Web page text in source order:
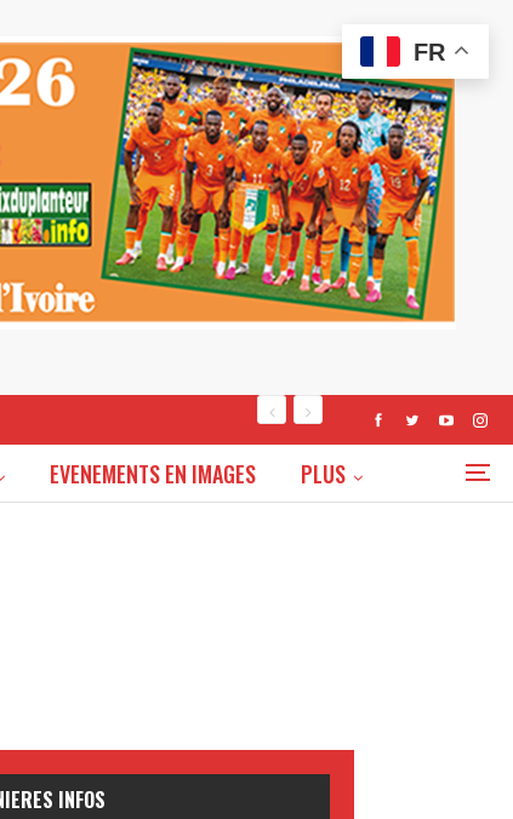
EVENEMENTS EN IMAGES PLUS
INFOS
FR